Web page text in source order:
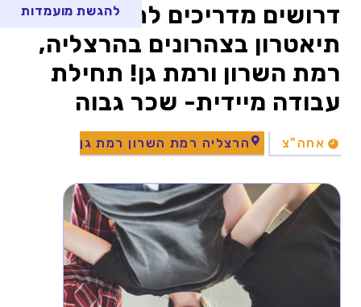
דרושים מדריכים לחוגי
תיאטרון בצהרונים בהרצליה,
רמת השרון ורמת גן! תחילת
עבודה מיידית- שכר גבוה
אחה"צ הרצליה רמת השרון רמת גן
להגשת מועמדות